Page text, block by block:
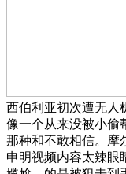
西伯利亚初次遭无人
像一个从来没被小偷
那种和不敢相信。摩
申明视频内容太辣眼